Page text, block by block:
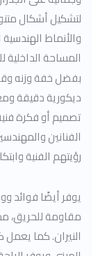
لتشكيل أشكال
والأنماط
المساحة الداخلية
بفضل خفة وزنه
ديكورية دقيقة
تصميم أو فكرة
الفنانين
رؤيتهم الفنية
يوفر أيضًا فوائد
مقاومة للحريق،
النيران. كما